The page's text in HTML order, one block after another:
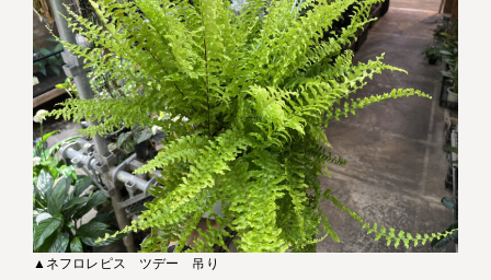
▲ネフロレピス ツデー 吊り